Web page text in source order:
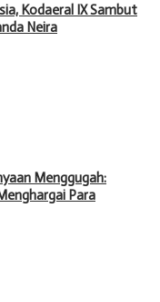
Kodaeral IX Sambut
Neira
Menggugah:
Para